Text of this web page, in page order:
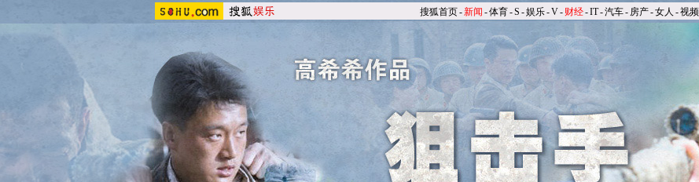
搜狐首页-新闻 -体育-S -娱乐-V- 财经-IT-汽车- 房产-女人 -视频